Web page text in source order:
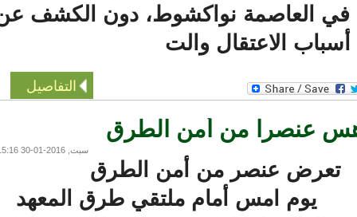
العاصمة نواكشوط، دون الكشف عن
الاعتقال والت
التفاصيل
عنصرا من أمن الطرق
سبت, 2016-01-30 15:16
عنصر من أمن الطرق
يوم امس أمام ملتقي طرق المعهد